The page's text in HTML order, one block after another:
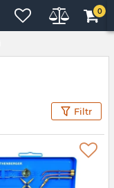
0
Filtr